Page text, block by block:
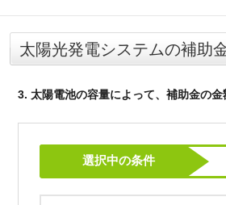
太陽光発電システムの補助
3. 太陽電池の容量によって、補助金の金
選択中の条件